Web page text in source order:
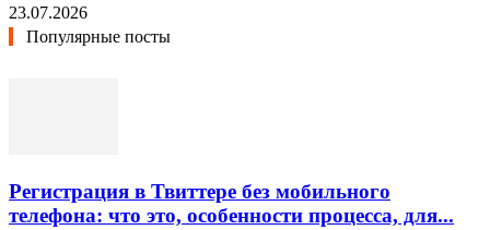
23.07.2026
Популярные посты
Регистрация в Твиттере без мобильного
телефона: что это, особенности процесса, для...